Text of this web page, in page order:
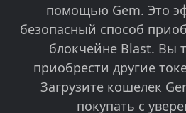
помощью Gem. Это
безопасный способ
блокчейне Blast. Вы
приобрести другие
Загрузите кошелек
покупать с